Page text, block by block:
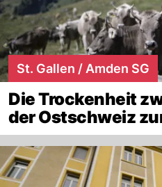
St. Gallen / Amden SG
Die Trockenheit
der Ostschweiz